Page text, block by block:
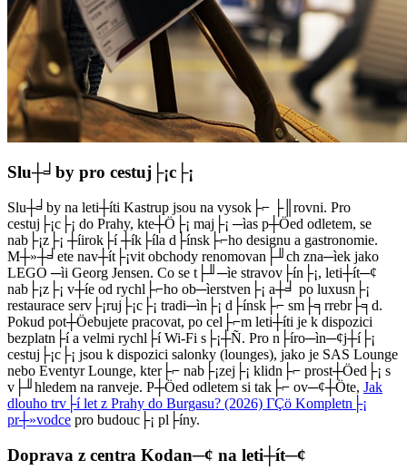
Slu┼╛by pro cestuj├¡c├¡
Slu┼╛by na leti┼íti Kastrup jsou na vysok├⌐ ├║rovni. Pro
cestuj├¡c├¡ do Prahy, kte┼Ö├¡ maj├¡ ─ìas p┼Öed odletem, se
nab├¡z├¡ ┼íirok├í ┼ík├íla d├ínsk├⌐ho designu a gastronomie.
M┼»┼╛ete nav┼ít├¡vit obchody renomovan├╜ch zna─ìek jako
LEGO ─ìi Georg Jensen. Co se t├╜─ìe stravov├ín├¡, leti┼ít─¢
nab├¡z├¡ v┼íe od rychl├⌐ho ob─ìerstven├¡ a┼╛ po luxusn├¡
restaurace serv├¡ruj├¡c├¡ tradi─ìn├¡ d├ínsk├⌐ sm├╕rrebr├╕d.
Pokud pot┼Öebujete pracovat, po cel├⌐m leti┼íti je k dispozici
bezplatn├í a velmi rychl├í Wi-Fi s├¡┼Ñ. Pro n├íro─ìn─¢j┼í├¡
cestuj├¡c├¡ jsou k dispozici salonky (lounges), jako je SAS Lounge
nebo Eventyr Lounge, kter├⌐ nab├¡zej├¡ klidn├⌐ prost┼Öed├¡ s
v├╜hledem na ranveje. P┼Öed odletem si tak├⌐ ov─¢┼Öte, Jak
dlouho trv├í let z Prahy do Burgasu? (2026) ΓÇö Kompletn├¡
pr┼»vodce pro budouc├¡ pl├íny.
Doprava z centra Kodan─¢ na leti┼ít─¢